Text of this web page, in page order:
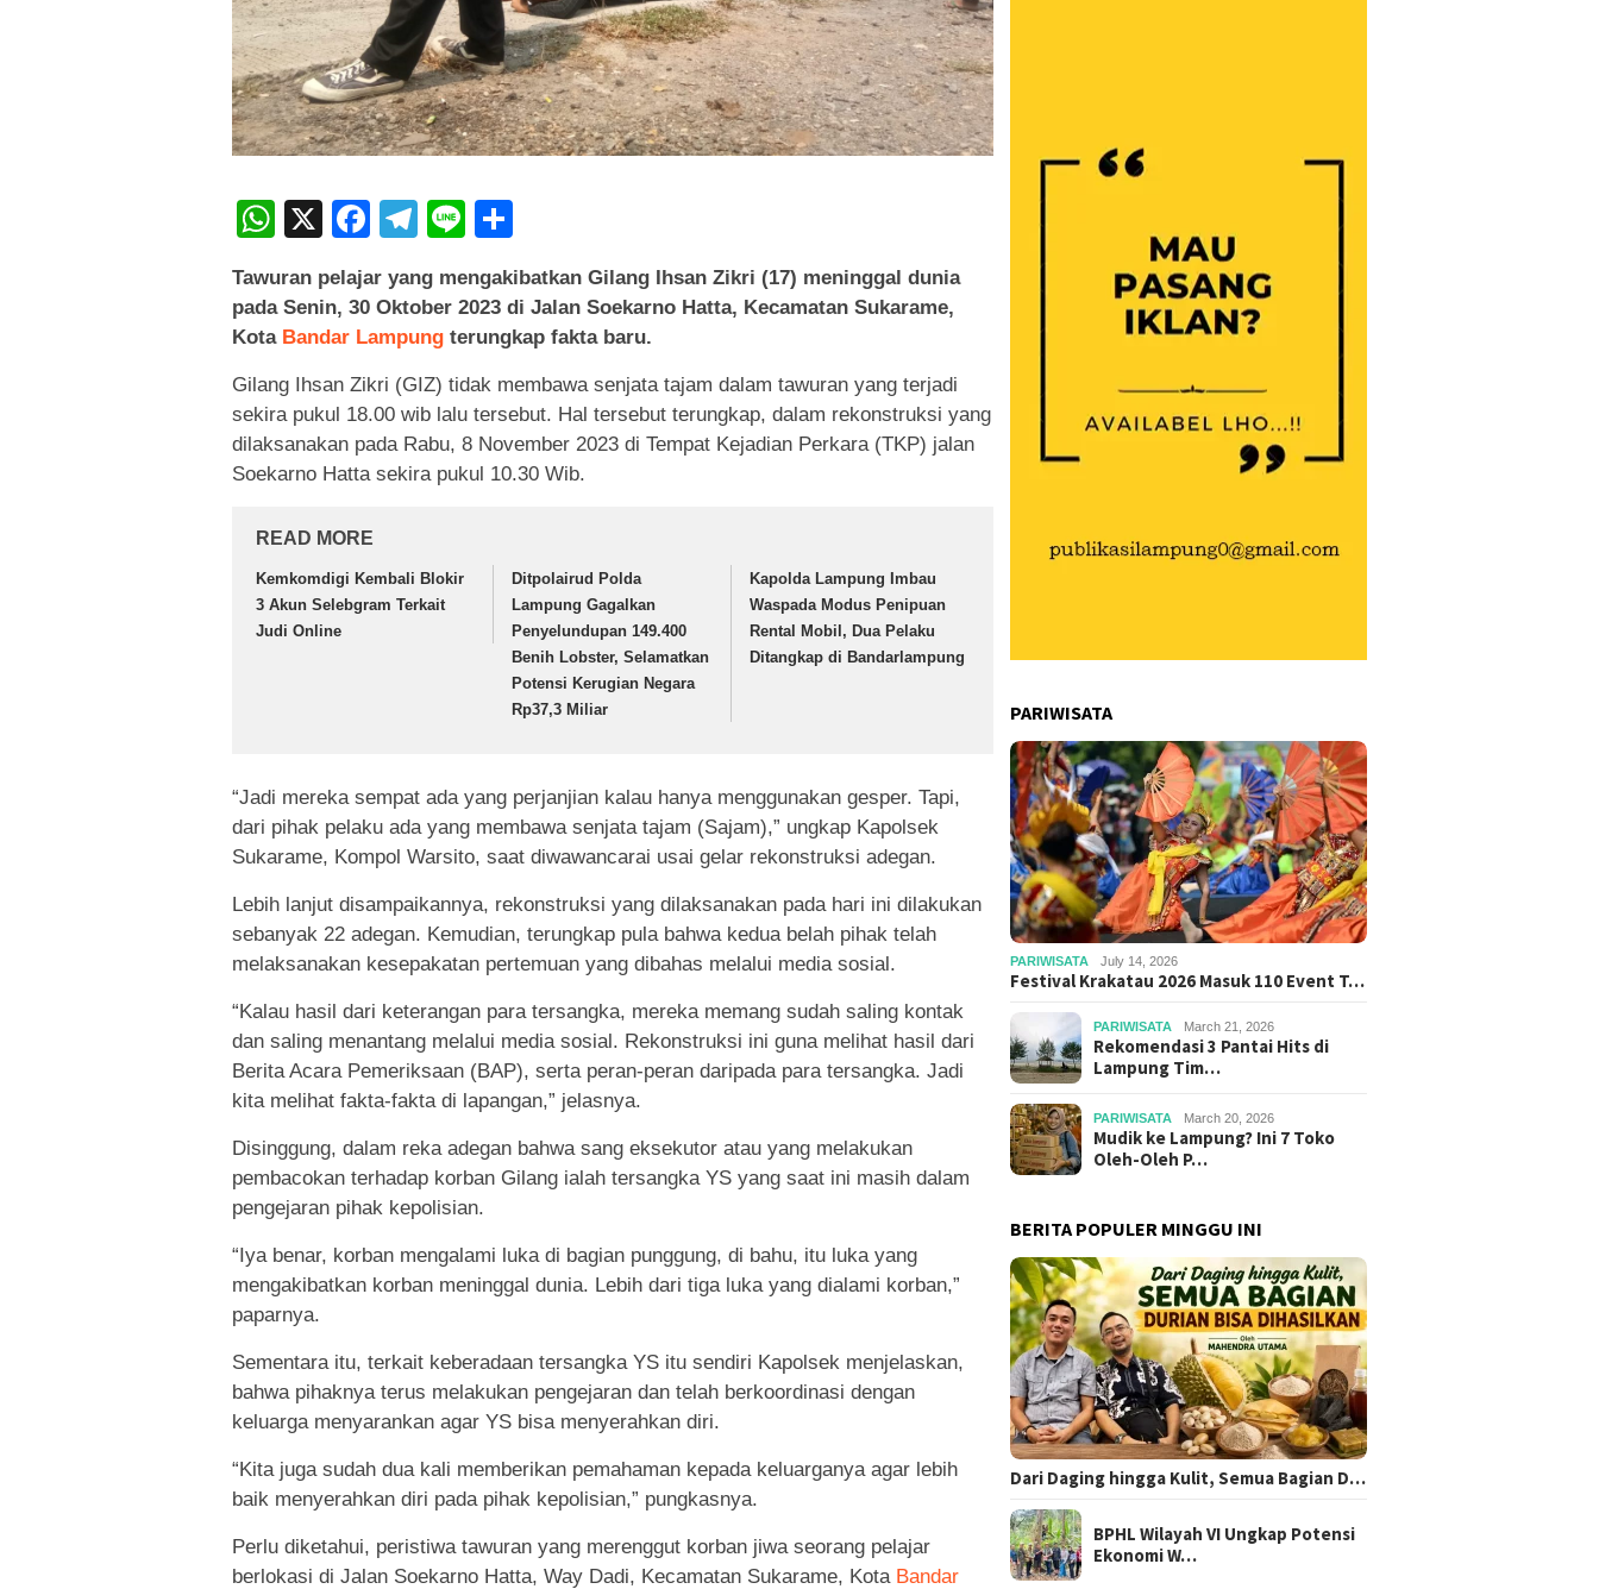
WhatsApp
X Facebook
Telegram
Line
Tawuran pelajar yang mengakibatkan Gilang Ihsan Zikri (17) meninggal dunia
pada Senin, 30 Oktober 2023 di Jalan Soekarno Hatta, Kecamatan Sukarame,
Kota Bandar Lampung terungkap fakta baru.
Gilang Ihsan Zikri (GIZ) tidak membawa senjata tajam dalam tawuran yang terjadi
sekira pukul 18.00 wib lalu tersebut. Hal tersebut terungkap, dalam rekonstruksi yang
dilaksanakan pada Rabu, 8 November 2023 di Tempat Kejadian Perkara (TKP) jalan
Soekarno Hatta sekira pukul 10.30 Wib.
READ MORE
Kemkomdigi Kembali Blokir
3 Akun Selebgram Terkait
Judi Online
Ditpolairud Polda
Lampung Gagalkan
Penyelundupan 149.400
Benih Lobster, Selamatkan
Potensi Kerugian Negara
Rp37,3 Miliar
Kapolda Lampung Imbau
Waspada Modus Penipuan
Rental Mobil, Dua Pelaku
Ditangkap di Bandarlampung
“Jadi mereka sempat ada yang perjanjian kalau hanya menggunakan gesper. Tapi,
dari pihak pelaku ada yang membawa senjata tajam (Sajam),” ungkap Kapolsek
Sukarame, Kompol Warsito, saat diwawancarai usai gelar rekonstruksi adegan.
Lebih lanjut disampaikannya, rekonstruksi yang dilaksanakan pada hari ini dilakukan
sebanyak 22 adegan. Kemudian, terungkap pula bahwa kedua belah pihak telah
melaksanakan kesepakatan pertemuan yang dibahas melalui media sosial.
“Kalau hasil dari keterangan para tersangka, mereka memang sudah saling kontak
dan saling menantang melalui media sosial. Rekonstruksi ini guna melihat hasil dari
Berita Acara Pemeriksaan (BAP), serta peran-peran daripada para tersangka. Jadi
kita melihat fakta-fakta di lapangan,” jelasnya.
Disinggung, dalam reka adegan bahwa sang eksekutor atau yang melakukan
pembacokan terhadap korban Gilang ialah tersangka YS yang saat ini masih dalam
pengejaran pihak kepolisian.
“Iya benar, korban mengalami luka di bagian punggung, di bahu, itu luka yang
mengakibatkan korban meninggal dunia. Lebih dari tiga luka yang dialami korban,”
paparnya.
Sementara itu, terkait keberadaan tersangka YS itu sendiri Kapolsek menjelaskan,
bahwa pihaknya terus melakukan pengejaran dan telah berkoordinasi dengan
keluarga menyarankan agar YS bisa menyerahkan diri.
“Kita juga sudah dua kali memberikan pemahaman kepada keluarganya agar lebih
baik menyerahkan diri pada pihak kepolisian,” pungkasnya.
Perlu diketahui, peristiwa tawuran yang merenggut korban jiwa seorang pelajar
berlokasi di Jalan Soekarno Hatta, Way Dadi, Kecamatan Sukarame, Kota Bandar
PARIWISATA
PARIWISATA July 14, 2026
Festival Krakatau 2026 Masuk 110 Event T…
PARIWISATA March 21, 2026
Rekomendasi 3 Pantai Hits di
Lampung Tim…
PARIWISATA March 20, 2026
Mudik ke Lampung? Ini 7 Toko
Oleh-Oleh P…
BERITA POPULER MINGGU INI
Dari Daging hingga Kulit, Semua Bagian D…
BPHL Wilayah VI Ungkap Potensi
Ekonomi W…